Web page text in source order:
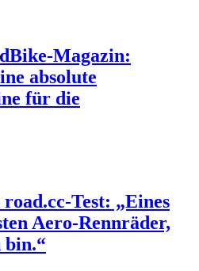
Magazin:
absolute
für die
Test: „Eines
Aero-Rennräder,
bin.“